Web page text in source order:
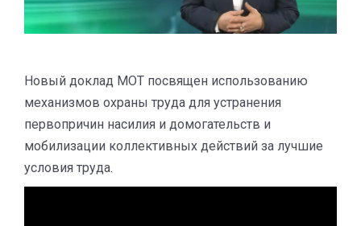
Новый доклад МОТ посвящен использованию
механизмов охраны труда для устранения
первопричин насилия и домогательств и
мобилизации коллективных действий за лучшие
условия труда.